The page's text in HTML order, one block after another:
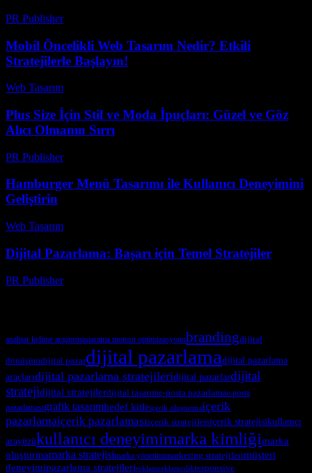
PR Publisher-
Mobil Öncelikli Web Tasarım Nedir? Etkili
Stratejilerle Başlayın!
Web Tasarım
Plus Size İçin Stil ve Moda İpuçları: Güzel ve Göz
Alıcı Olmanın Sırrı
PR Publisher-
Hamburger Menü Tasarımı ile Kullanıcı Deneyimini
Geliştirin
Web Tasarım
Dijital Pazarlama: Başarı için Temel Stratejiler
PR Publisher-
anahtar kelime araştırmasıarama motoru optimizasyonubrandingdijital
dönüşümdijital pazardijital pazarlamadijital pazarlama
araçlarıdijital pazarlama stratejileridijital pazarlardijital
stratejidijital stratejilerdijital tasarıme-posta pazarlamae-posta
pazarlamasıgrafik tasarımhedef kitleiçerik oluşturmaiçerik
pazarlamaiçerik pazarlamasıiçerik stratejileriiçerik stratejisikullanıcı
arayüzükullanıcı deneyimimarka kimliğimarka
oluşturmamarka stratejisimarka yönetimimarketing stratejilerimüşteri
deneyimipazarlama stratejilerireklamreklamcılıkresponsive